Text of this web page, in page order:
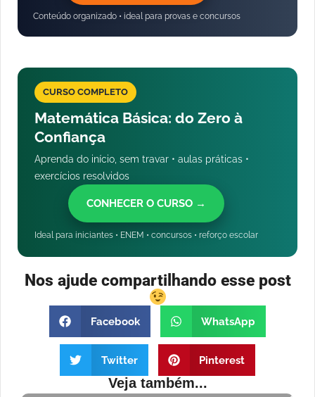
Conteúdo organizado • ideal para provas e concursos
CURSO COMPLETO
Matemática Básica: do Zero à
Confiança
Aprenda do início, sem travar • aulas práticas •
exercícios resolvidos
CONHECER O CURSO →
Ideal para iniciantes • ENEM • concursos • reforço escolar
Nos ajude compartilhando esse post
Facebook WhatsApp
Twitter Pinterest
Veja também...